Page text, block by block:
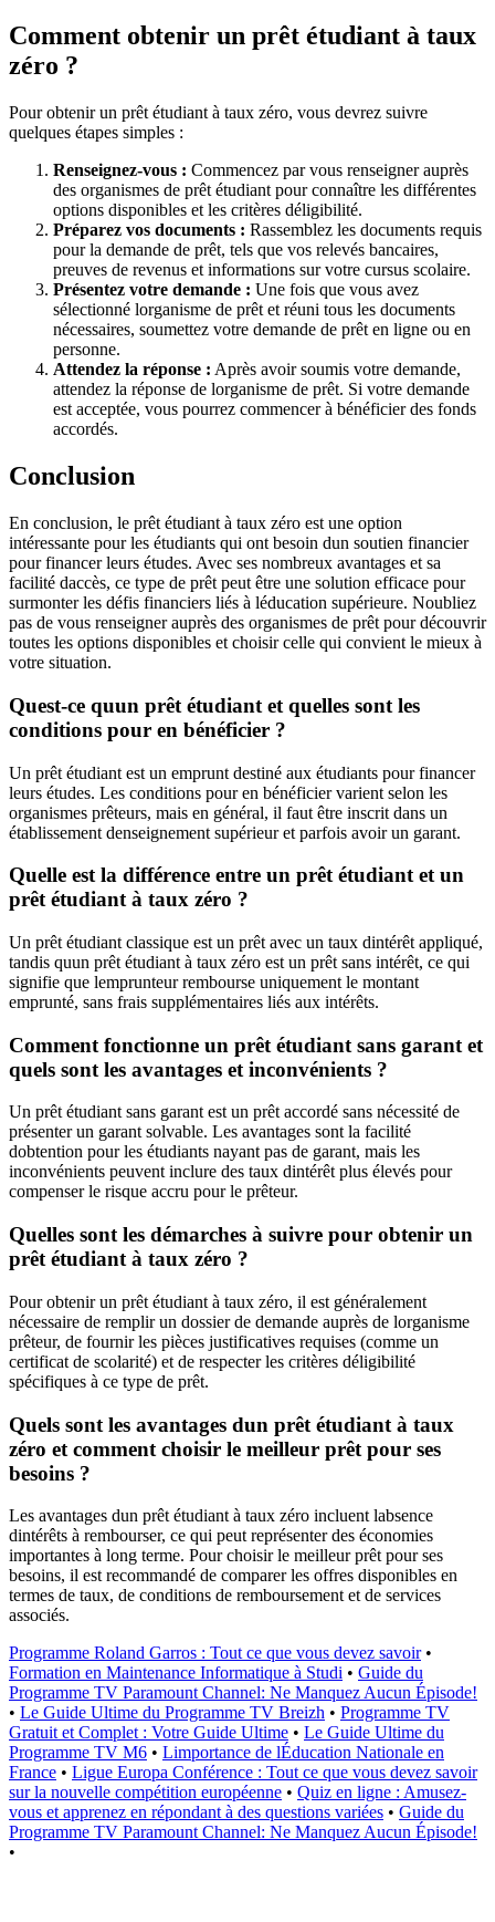
Comment obtenir un prêt étudiant à taux
zéro ?
Pour obtenir un prêt étudiant à taux zéro, vous devrez suivre
quelques étapes simples :
Renseignez-vous : Commencez par vous renseigner auprès
des organismes de prêt étudiant pour connaître les différentes
options disponibles et les critères déligibilité.
Préparez vos documents : Rassemblez les documents requis
pour la demande de prêt, tels que vos relevés bancaires,
preuves de revenus et informations sur votre cursus scolaire.
Présentez votre demande : Une fois que vous avez
sélectionné lorganisme de prêt et réuni tous les documents
nécessaires, soumettez votre demande de prêt en ligne ou en
personne.
Attendez la réponse : Après avoir soumis votre demande,
attendez la réponse de lorganisme de prêt. Si votre demande
est acceptée, vous pourrez commencer à bénéficier des fonds
accordés.
Conclusion
En conclusion, le prêt étudiant à taux zéro est une option
intéressante pour les étudiants qui ont besoin dun soutien financier
pour financer leurs études. Avec ses nombreux avantages et sa
facilité daccès, ce type de prêt peut être une solution efficace pour
surmonter les défis financiers liés à léducation supérieure. Noubliez
pas de vous renseigner auprès des organismes de prêt pour découvrir
toutes les options disponibles et choisir celle qui convient le mieux à
votre situation.
Quest-ce quun prêt étudiant et quelles sont les
conditions pour en bénéficier ?
Un prêt étudiant est un emprunt destiné aux étudiants pour financer
leurs études. Les conditions pour en bénéficier varient selon les
organismes prêteurs, mais en général, il faut être inscrit dans un
établissement denseignement supérieur et parfois avoir un garant.
Quelle est la différence entre un prêt étudiant et un
prêt étudiant à taux zéro ?
Un prêt étudiant classique est un prêt avec un taux dintérêt appliqué,
tandis quun prêt étudiant à taux zéro est un prêt sans intérêt, ce qui
signifie que lemprunteur rembourse uniquement le montant
emprunté, sans frais supplémentaires liés aux intérêts.
Comment fonctionne un prêt étudiant sans garant et
quels sont les avantages et inconvénients ?
Un prêt étudiant sans garant est un prêt accordé sans nécessité de
présenter un garant solvable. Les avantages sont la facilité
dobtention pour les étudiants nayant pas de garant, mais les
inconvénients peuvent inclure des taux dintérêt plus élevés pour
compenser le risque accru pour le prêteur.
Quelles sont les démarches à suivre pour obtenir un
prêt étudiant à taux zéro ?
Pour obtenir un prêt étudiant à taux zéro, il est généralement
nécessaire de remplir un dossier de demande auprès de lorganisme
prêteur, de fournir les pièces justificatives requises (comme un
certificat de scolarité) et de respecter les critères déligibilité
spécifiques à ce type de prêt.
Quels sont les avantages dun prêt étudiant à taux
zéro et comment choisir le meilleur prêt pour ses
besoins ?
Les avantages dun prêt étudiant à taux zéro incluent labsence
dintérêts à rembourser, ce qui peut représenter des économies
importantes à long terme. Pour choisir le meilleur prêt pour ses
besoins, il est recommandé de comparer les offres disponibles en
termes de taux, de conditions de remboursement et de services
associés.
Programme Roland Garros : Tout ce que vous devez savoir•
Formation en Maintenance Informatique à Studi • Guide du
Programme TV Paramount Channel: Ne Manquez Aucun Épisode!
• Le Guide Ultime du Programme TV Breizh • Programme TV
Gratuit et Complet : Votre Guide Ultime • Le Guide Ultime du
Programme TV M6 • Limportance de lÉducation Nationale en
France • Ligue Europa Conférence : Tout ce que vous devez savoir
sur la nouvelle compétition européenne • Quiz en ligne : Amusez-
vous et apprenez en répondant à des questions variées • Guide du
Programme TV Paramount Channel: Ne Manquez Aucun Épisode!
•